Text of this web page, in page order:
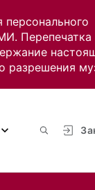
Перепечатка
разрешения